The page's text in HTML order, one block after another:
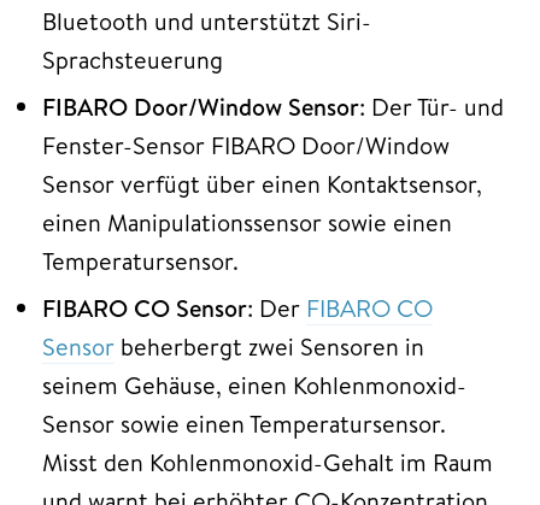
Bluetooth und unterstützt Siri-
Sprachsteuerung
FIBARO Door/Window Sensor: Der Tür- und
Fenster-Sensor FIBARO Door/Window
Sensor verfügt über einen Kontaktsensor,
einen Manipulationssensor sowie einen
Temperatursensor.
FIBARO CO Sensor: Der FIBARO CO
Sensor beherbergt zwei Sensoren in
seinem Gehäuse, einen Kohlenmonoxid-
Sensor sowie einen Temperatursensor.
Misst den Kohlenmonoxid-Gehalt im Raum